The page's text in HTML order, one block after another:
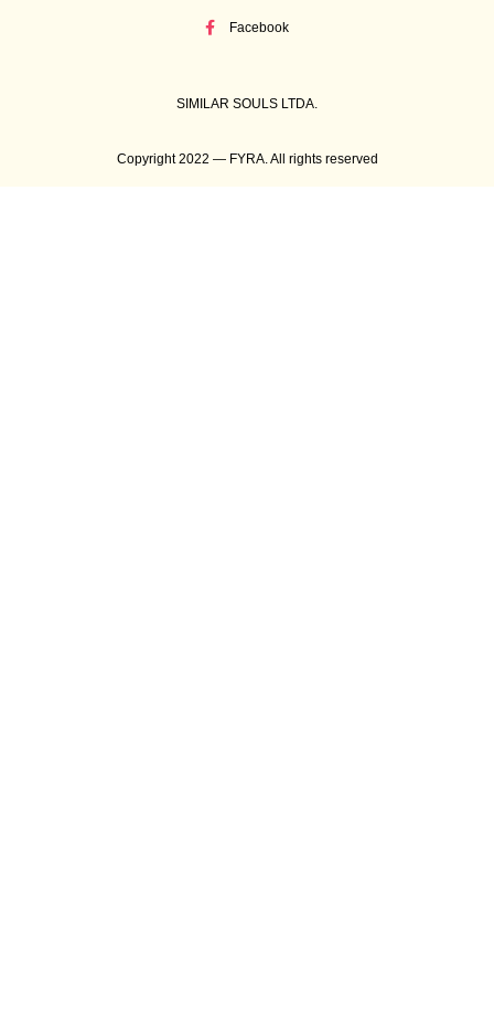
Facebook
SIMILAR SOULS LTDA.
Copyright 2022 — FYRA. All rights reserved